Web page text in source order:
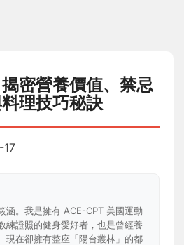
密營養價值、禁忌
理技巧秘訣
涵。我是擁有 ACE-CPT 美國運動
練證照的健身愛好者，也是曾經養
現在卻擁有整座「陽台叢林」的都